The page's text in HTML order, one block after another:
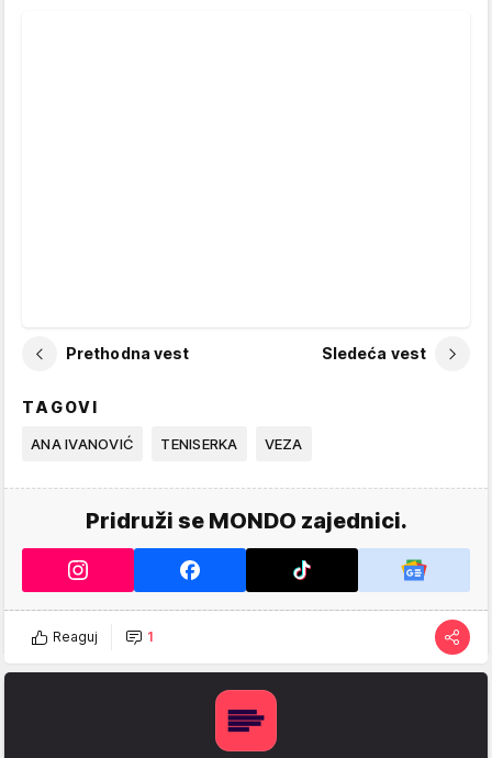
Prethodna vest Sledeća vest
TAGOVI
ANA IVANOVIĆ TENISERKA VEZA
Pridruži se MONDO zajednici.
Reaguj 1